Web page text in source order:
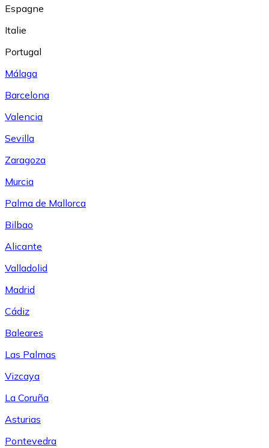
Espagne
Italie
Portugal
Málaga
Barcelona
Valencia
Sevilla
Zaragoza
Murcia
Palma de Mallorca
Bilbao
Alicante
Valladolid
Madrid
Cádiz
Baleares
Las Palmas
Vizcaya
La Coruña
Asturias
Pontevedra